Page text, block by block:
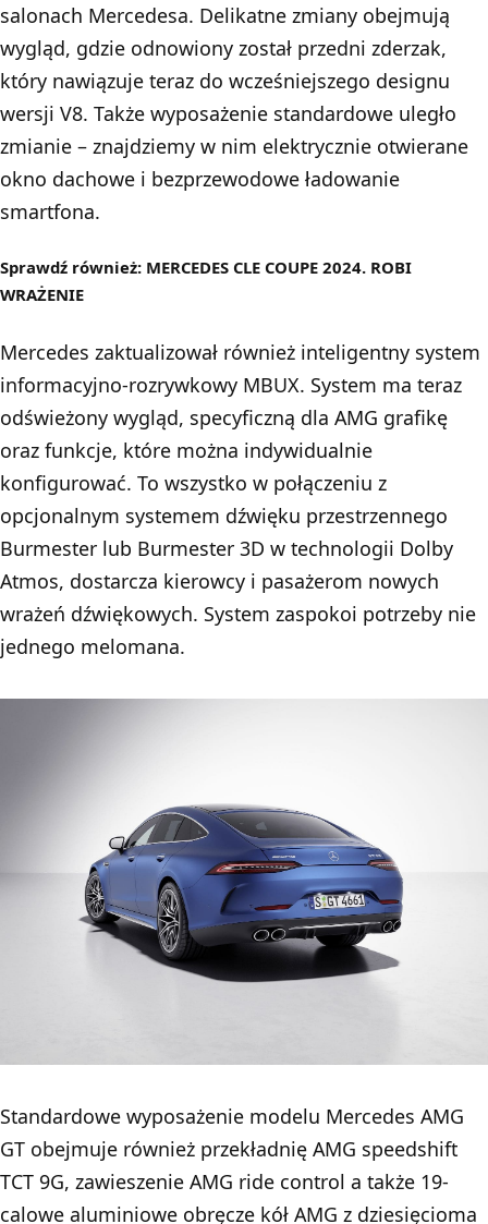
salonach Mercedesa. Delikatne zmiany obejmują
wygląd, gdzie odnowiony został przedni zderzak,
który nawiązuje teraz do wcześniejszego designu
wersji V8. Także wyposażenie standardowe uległo
zmianie – znajdziemy w nim elektrycznie otwierane
okno dachowe i bezprzewodowe ładowanie
smartfona.
Sprawdź również: MERCEDES CLE COUPE 2024. ROBI
WRAŻENIE
Mercedes zaktualizował również inteligentny system
informacyjno-rozrywkowy MBUX. System ma teraz
odświeżony wygląd, specyficzną dla AMG grafikę
oraz funkcje, które można indywidualnie
konfigurować. To wszystko w połączeniu z
opcjonalnym systemem dźwięku przestrzennego
Burmester lub Burmester 3D w technologii Dolby
Atmos, dostarcza kierowcy i pasażerom nowych
wrażeń dźwiękowych. System zaspokoi potrzeby nie
jednego melomana.
Standardowe wyposażenie modelu Mercedes AMG
GT obejmuje również przekładnię AMG speedshift
TCT 9G, zawieszenie AMG ride control a także 19-
calowe aluminiowe obręcze kół AMG z dziesięcioma